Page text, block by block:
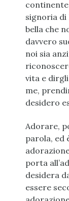
signoria di
bella che
davvero
noi sia
vita e
me,
desidero
Adorare,
parola, ed
porta
desidera
essere